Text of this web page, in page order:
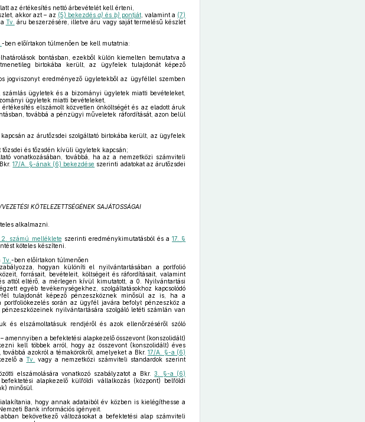
az értékesítés nettó árbevételét kell érteni,
akkor azt – az (5) bekezdésa) és b) pontját, valamint a (7)
Tv. áru beszerzésére, illetve áru vagy saját termelésű készlet
-ben előírtakon túlmenően be kell mutatnia:
bontásban, ezekből külön kiemelten bemutatva a
birtokába került, az ügyfelek tulajdonát képező
jogviszonyt eredményező ügyletekből az ügyféllel szemben
ügyletek és a bizományi ügyletek miatti bevételeket,
ügyletek miatti bevételeket,
elszámolt közvetlen önköltségét és az eladott áruk
továbbá a pénzügyi műveletek ráfordítását, azon belül
az árutőzsdei szolgáltató birtokába került, az ügyfelek
és tőzsdén kívüli ügyletek kapcsán;
vonatkozásában, továbbá, ha az a nemzetközi számviteli
17/A. §-ának (6) bekezdése szerinti adatokat az árutőzsdei
KÖTELEZETTSÉGÉNEK SAJÁTOSSÁGAI
alkalmazni.
2. számú melléklete szerinti eredménykimutatásból és a17. §
köteles készíteni.
Tv. -ben előírtakon túlmenően
hogyan különíti el nyilvántartásában a portfolió
forrásait, bevételeit, költségeit és ráfordításait, valamint
attól eltérő, a mérlegen kívül kimutatott, a 0. Nyilvántartási
egyéb tevékenységekhez, szolgáltatásokhoz kapcsolódó
tulajdonát képező pénzeszköznek minősül az is, ha a
során az ügyfél javára befolyt pénzeszköz a
nyilvántartására szolgáló letéti számlán van
és elszámoltatásuk rendjéről és azok ellenőrzéséről szóló
amennyiben a befektetési alapkezelő összevont (konszolidált)
kell többek arról, hogy az összevont (konszolidált) éves
azokról a témakörökről, amelyeket a Bkr.17/A. §-a (6)
aTv.
vagy a nemzetközi számviteli standardok szerint
elszámolására vonatkozó szabályzatot a Bkr.3. §-a (6)
alapkezelő külföldi vállalkozás (központ) belföldi
minősül.
hogy annak adataiból év közben is kielégíthesse a
Bank információs igényeit.
bekövetkező változásokat a befektetési alap számviteli